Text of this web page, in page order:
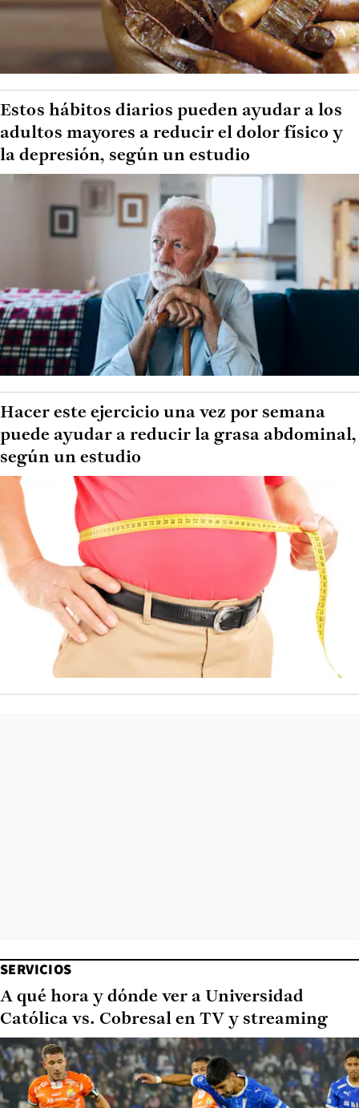
Estos hábitos diarios pueden ayudar a los
adultos mayores a reducir el dolor físico y
la depresión, según un estudio
Hacer este ejercicio una vez por semana
puede ayudar a reducir la grasa abdominal,
según un estudio
SERVICIOS
A qué hora y dónde ver a Universidad
Católica vs. Cobresal en TV y streaming